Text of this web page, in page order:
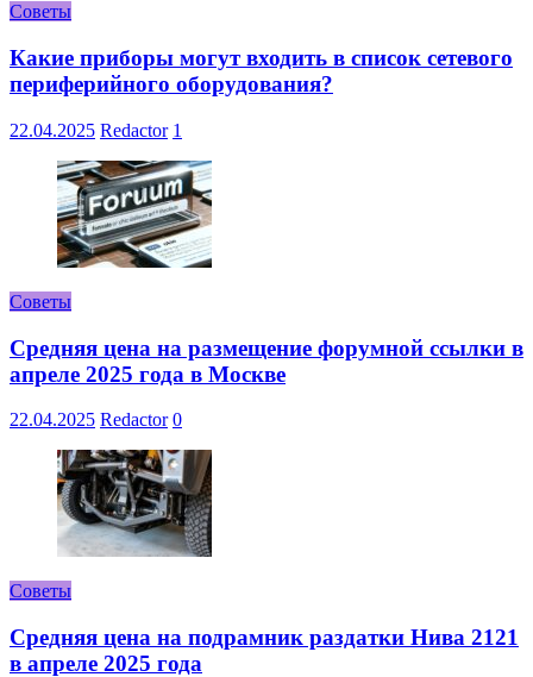
Советы
Какие приборы могут входить в список сетевого
периферийного оборудования?
22.04.2025 Redactor 1
Советы
Средняя цена на размещение форумной ссылки в
апреле 2025 года в Москве
22.04.2025 Redactor 0
Советы
Средняя цена на подрамник раздатки Нива 2121
в апреле 2025 года